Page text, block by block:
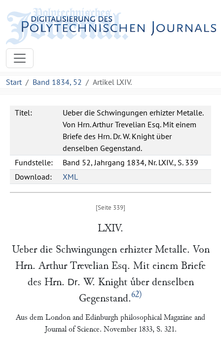
Start Band 1834, 52 Artikel LXIV.
Titel:
Ueber die Schwingungen erhizter Metalle.
Von Hrn. Arthur Trevelian Esq. Mit einem
Briefe des Hrn. Dr. W. Knight über
denselben Gegenstand.
Fundstelle:
Band 52, Jahrgang 1834, Nr. LXIV., S. 339
Download:
XML
LXIV.
Ueber die Schwingungen erhizter Metalle. Von
Hrn. Arthur Trevelian Esq. Mit einem Briefe
des Hrn. Dr. W. Knightuͤber denselben
Gegenstand.62)
Aus dem London and Edinburgh philosophical Magazine and
Journal of Science. November 1833, S. 321.